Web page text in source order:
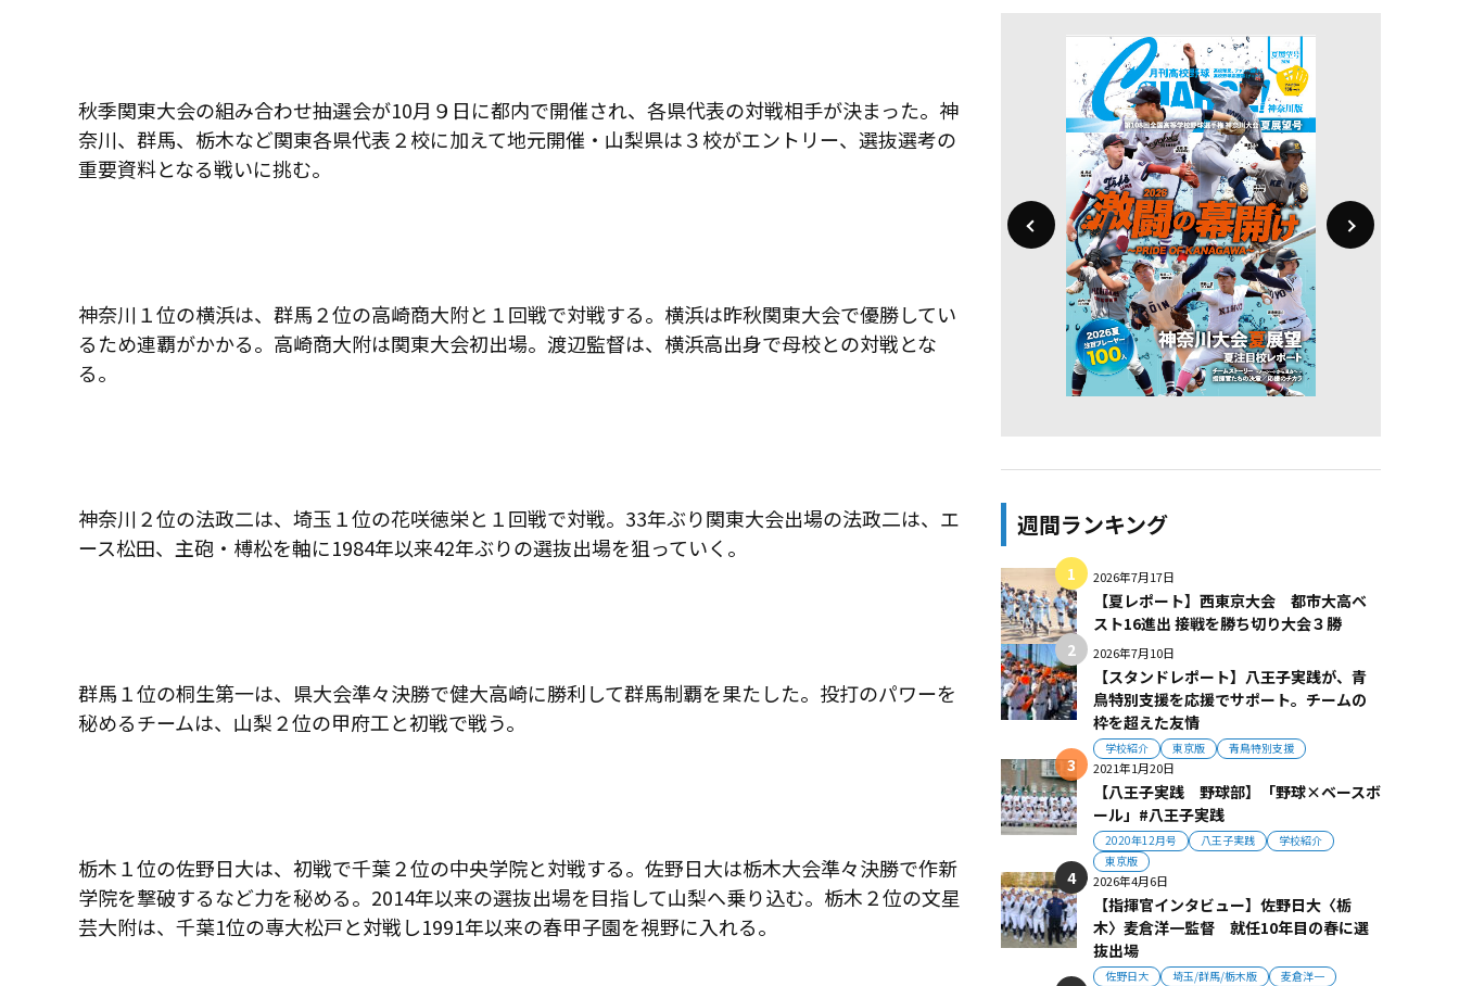
秋季関東大会の組み合わせ抽選会が10月９日に都内で開催され、各県代表の対戦相手が決まった。神
奈川、群馬、栃木など関東各県代表２校に加えて地元開催・山梨県は３校がエントリー、選抜選考の
重要資料となる戦いに挑む。
神奈川１位の横浜は、群馬２位の高崎商大附と１回戦で対戦する。横浜は昨秋関東大会で優勝してい
るため連覇がかかる。高崎商大附は関東大会初出場。渡辺監督は、横浜高出身で母校との対戦とな
る。
神奈川２位の法政二は、埼玉１位の花咲徳栄と１回戦で対戦。 33年ぶり関東大会出場の法政二は、エ
ース松田、主砲・榑松を軸に1984年以来42年ぶりの選抜出場を狙っていく。
群馬１位の桐生第一は、県大会準々決勝で健大高崎に勝利して群馬制覇を果たした。投打のパワーを
秘めるチームは、山梨２位の甲府工と初戦で戦う。
栃木１位の佐野日大は、初戦で千葉２位の中央学院と対戦する。佐野日大は栃木大会準々決勝で作新
学院を撃破するなど力を秘める。 2014年以来の選抜出場を目指して山梨へ乗り込む。栃木２位の文星
芸大附は、千葉1位の専大松戸と対戦し1991年以来の春甲子園を視野に入れる。
週間ランキング
2026年7月17日
【夏レポート】西東京大会 都市大高ベ
スト16進出 接戦を勝ち切り大会３勝
2026年7月10日
【スタンドレポート】八王子実践が、青
鳥特別支援を応援でサポート。チームの
枠を超えた友情
学校紹介 東京版 青鳥特別支援
2021年1月20日
【八王子実践 野球部】「野球×ベースボ
ール」#八王子実践
2020年12月号 八王子実践
学校紹介
東京版
2026年4月6日
【指揮官インタビュー】佐野日大〈栃
木〉麦倉洋一監督 就任10年目の春に選
抜出場
佐野日大 埼玉/群馬/栃木版 麦倉洋一